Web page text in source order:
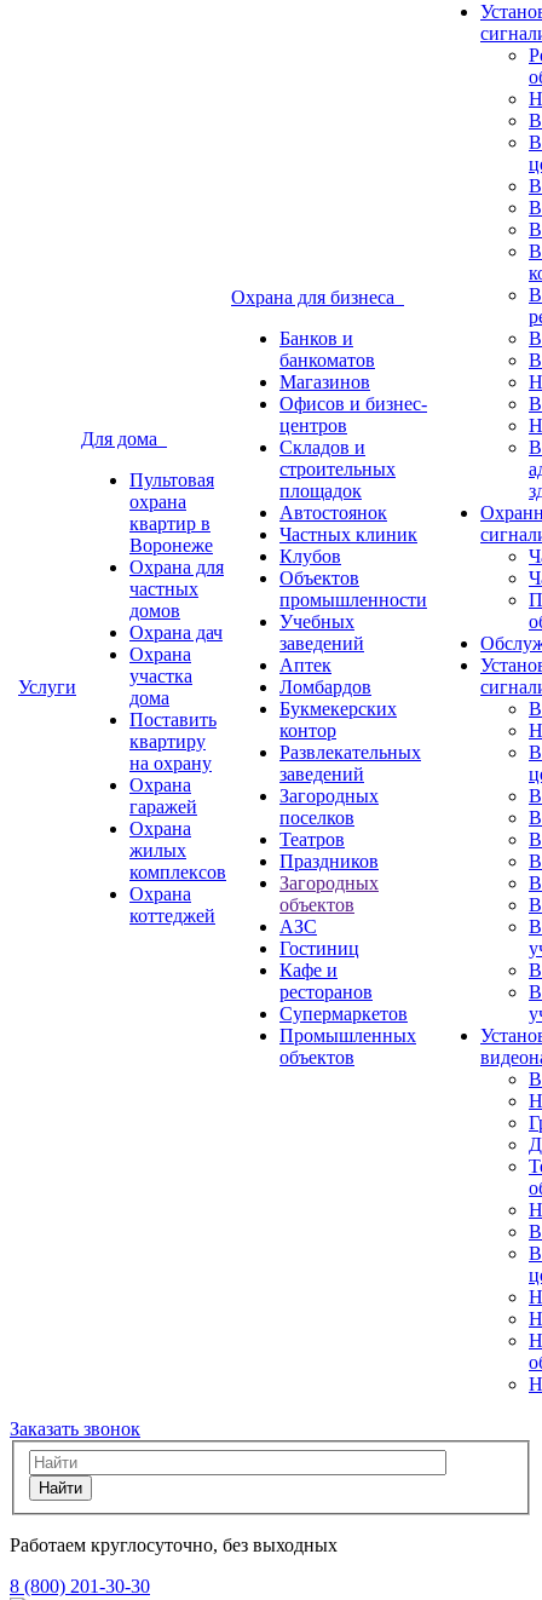
Услуги
Для дома
Пультовая
охрана
квартир в
Воронеже
Охрана для
частных
домов
Охрана дач
Охрана
участка
дома
Поставить
квартиру
на охрану
Охрана
гаражей
Охрана
жилых
комплексов
Охрана
коттеджей
Охрана для бизнеса
Банков и
банкоматов
Магазинов
Офисов и бизнес-
центров
Складов и
строительных
площадок
Автостоянок
Частных клиник
Клубов
Объектов
промышленности
Учебных
заведений
Аптек
Ломбардов
Букмекерских
контор
Развлекательных
заведений
Загородных
поселков
Театров
Праздников
Загородных
объектов
АЗС
Гостиниц
Кафе и
ресторанов
Супермаркетов
Промышленных
объектов
В
В
В
В
В
В
В
В
В
В
В
В
В
В
В
В
В
Заказать звонок
Найти
Работаем круглосуточно, без выходных
8 (800) 201-30-30